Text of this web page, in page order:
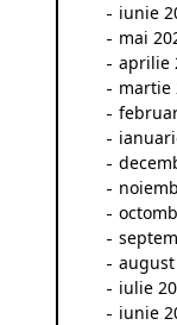
iunie
mai
aprilie
martie
iulie
iunie